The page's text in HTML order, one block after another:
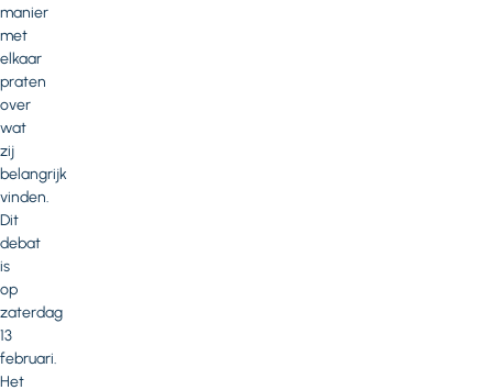
manier
met
elkaar
praten
over
wat
zij
belangrijk
vinden.
Dit
debat
is
op
zaterdag
13
februari.
Het